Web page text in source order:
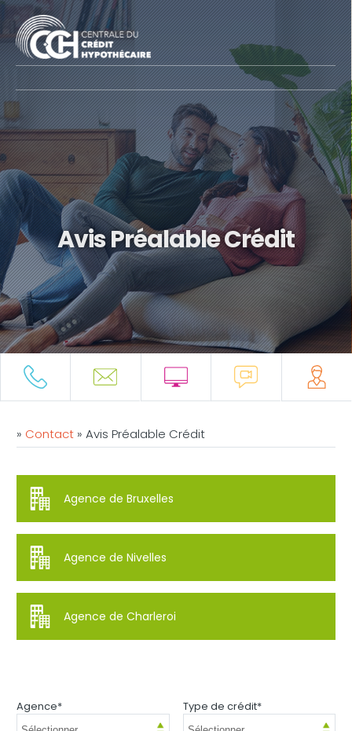
Avis Préalable Crédit
» Contact» Avis Préalable Crédit
Agence de Bruxelles
Agence de Nivelles
Agence de Charleroi
Agence* Type de crédit*